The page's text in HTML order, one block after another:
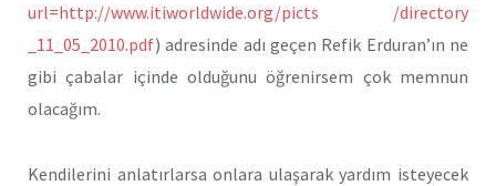
url=http://www.itiworldwide.org/picts /directory
_11_05_2010.pdf) adresinde adı geçen Refik Erduran’ın ne
gibi çabalar içinde olduğunu öğrenirsem çok memnun
olacağım.
Kendilerini anlatırlarsa onlara ulaşarak yardım isteyecek